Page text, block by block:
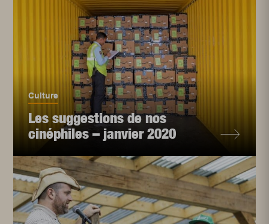
Culture
Les suggestions de nos
cinéphiles – janvier 2020